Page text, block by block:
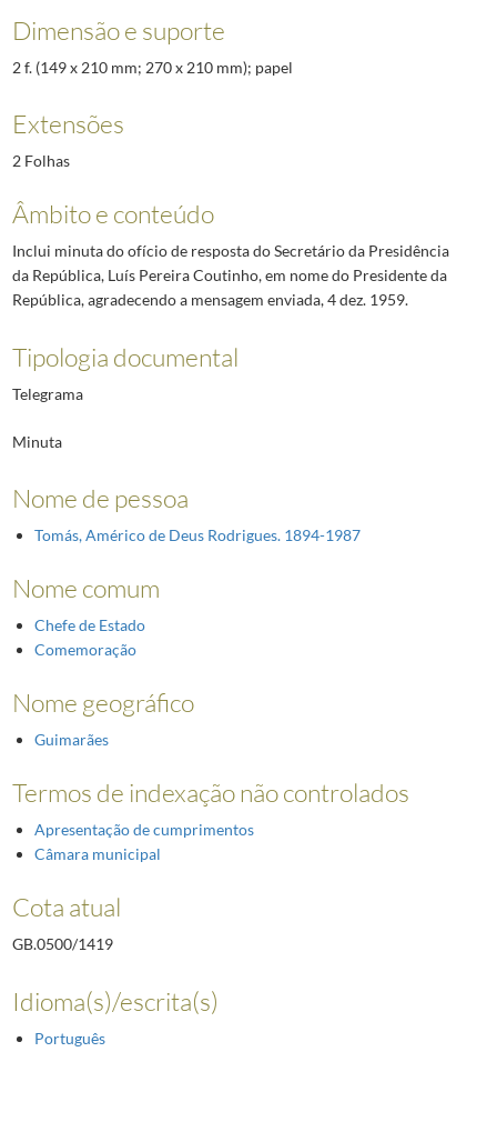
Dimensão e suporte
2 f. (149 x 210 mm; 270 x 210 mm); papel
Extensões
2 Folhas
Âmbito e conteúdo
Inclui minuta do ofício de resposta do Secretário da Presidência
da República, Luís Pereira Coutinho, em nome do Presidente da
República, agradecendo a mensagem enviada, 4 dez. 1959.
Tipologia documental
Telegrama
Minuta
Nome de pessoa
Tomás, Américo de Deus Rodrigues. 1894-1987
Nome comum
Chefe de Estado
Comemoração
Nome geográfico
Guimarães
Termos de indexação não controlados
Apresentação de cumprimentos
Câmara municipal
Cota atual
GB.0500/1419
Idioma(s)/escrita(s)
Português